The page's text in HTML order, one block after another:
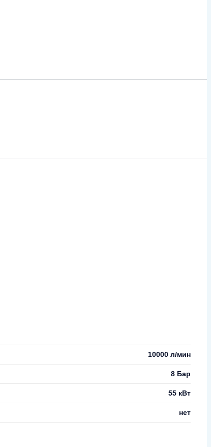
10000 л/мин
8 Бар
55 кВт
нет